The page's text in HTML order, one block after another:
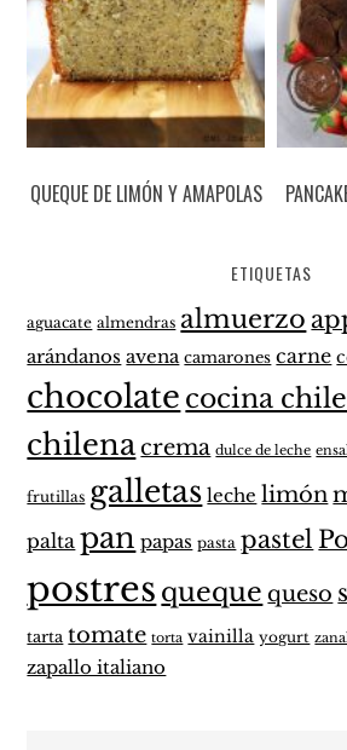
QUEQUE DE LIMÓN Y AMAPOLAS
ETIQUETAS
aguacate almendras almuerzo
arándanos avena camarones carne
chocolate cocina
chilenacrema dulce de leche
frutillas galletas leche limón
palta pan papas pasta pastel
postres queque queso
tarta tomate torta vainilla yogurt
zapallo italiano